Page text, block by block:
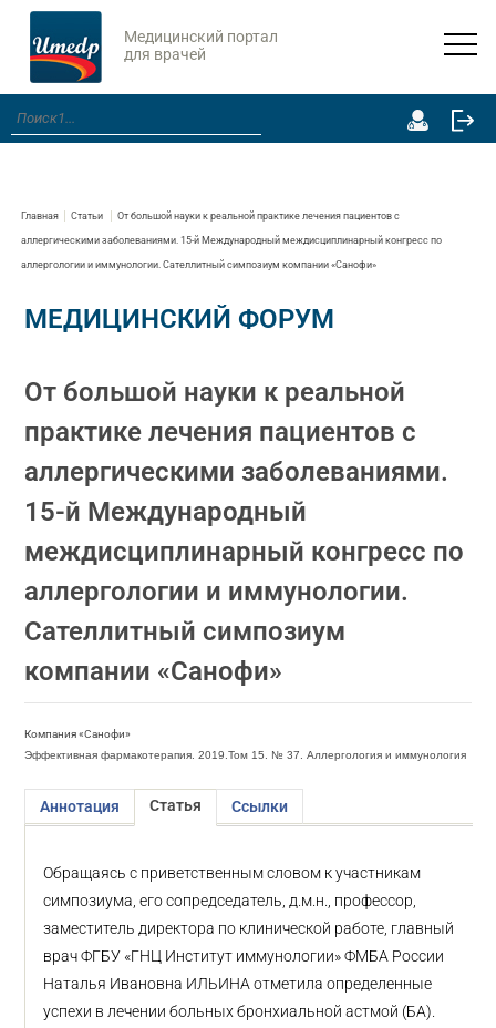
Медицинский портал
для врачей
Главная Статьи От большой науки к реальной практике лечения пациентов с
аллергическими заболеваниями. 15-й Международный междисциплинарный конгресс по
аллергологии и иммунологии. Сателлитный симпозиум компании «Санофи»
МЕДИЦИНСКИЙ ФОРУМ
От большой науки к реальной
практике лечения пациентов с
аллергическими заболеваниями.
15-й Международный
междисциплинарный конгресс по
аллергологии и иммунологии.
Сателлитный симпозиум
компании «Санофи»
Компания «Санофи»
Эффективная фармакотерапия. 2019.Том 15. № 37. Аллергология и иммунология
Аннотация Статья Ссылки
Обращаясь с приветственным словом к участникам
симпозиума, его сопредседатель, д.м.н., профессор,
заместитель директора по клинической работе, главный
врач ФГБУ «ГНЦ Институт иммунологии» ФМБА России
Наталья Ивановна ИЛЬИНА отметила определенные
успехи в лечении больных бронхиальной астмой (БА).